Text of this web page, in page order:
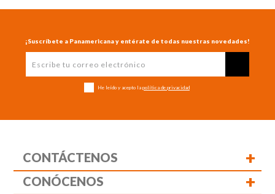
¡Suscríbete a Panamericana y entérate de todas nuestras novedades!
He leído y acepto la política de privacidad
CONTÁCTENOS +
CONÓCENOS +